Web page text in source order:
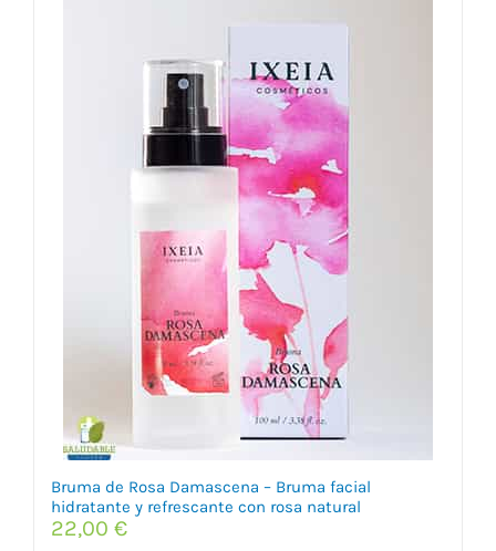
Bruma de Rosa Damascena – Bruma facial
hidratante y refrescante con rosa natural
22,00 €